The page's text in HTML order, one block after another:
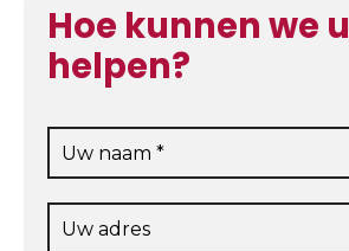
Hoe kunnen we u
helpen?